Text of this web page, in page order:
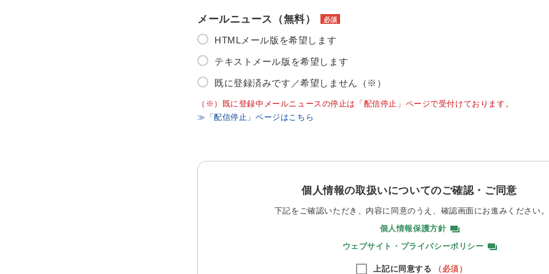
メールニュース（無料） 必須
HTMLメール版を希望します
テキストメール版を希望します
既に登録済みです／希望しません（※）
（※）既に登録中メールニュースの停止は「配信停止」ページで受付けております。
≫「配信停止」ページはこちら
個人情報の取扱いについてのご確認・ご同意
下記をご確認いただき、内容に同意のうえ、 確認画面にお進みください。
個人情報保護方針
ウェブサイト・プライバシーポリシー
上記に同意する （必須）